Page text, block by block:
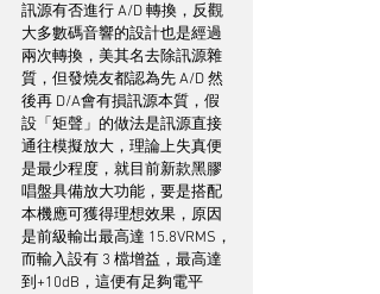
訊源有否進行 A/D 轉換，反觀
大多數碼音響的設計也是經過
兩次轉換，美其名去除訊源雜
質，但發燒友都認為先 A/D 然
後再 D/A會有損訊源本質，假
設「矩聲」的做法是訊源直接
通往模擬放大，理論上失真便
是最少程度，就目前新款黑膠
唱盤具備放大功能，要是搭配
本機應可獲得理想效果，原因
是前級輸出最高達 15.8VRMS，
而輸入設有 3 檔增益，最高達
到+10dB，這便有足夠電平